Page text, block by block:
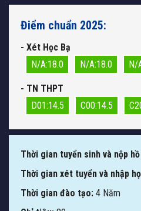
Điểm chuẩn 2025:
- Xét Học Bạ
N/A:18.0
N/A:18.0 N/
- TN THPT
D01:14.5
C00:14.5
Thời gian tuyển sinh và nộp
Thời gian xét tuyển và nhập
Thời gian đào tạo: 4 Năm